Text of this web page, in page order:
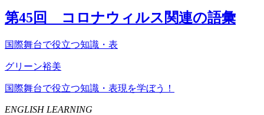
第45回 コロナウィルス関連の語彙
国際舞台で役立つ知識・表
グリーン裕美
国際舞台で役立つ知識・表現を学ぼう！
ENGLISH LEARNING